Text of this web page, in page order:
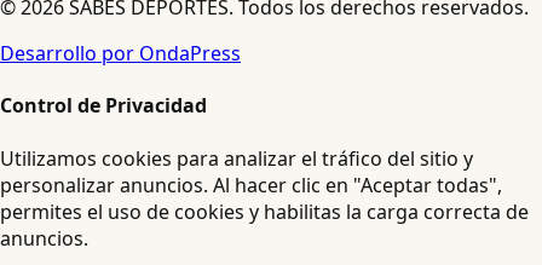
© 2026 SABES DEPORTES. Todos los derechos reservados.
Desarrollo por OndaPress
Control de Privacidad
Utilizamos cookies para analizar el tráfico del sitio y
personalizar anuncios. Al hacer clic en "Aceptar todas",
permites el uso de cookies y habilitas la carga correcta de
anuncios.